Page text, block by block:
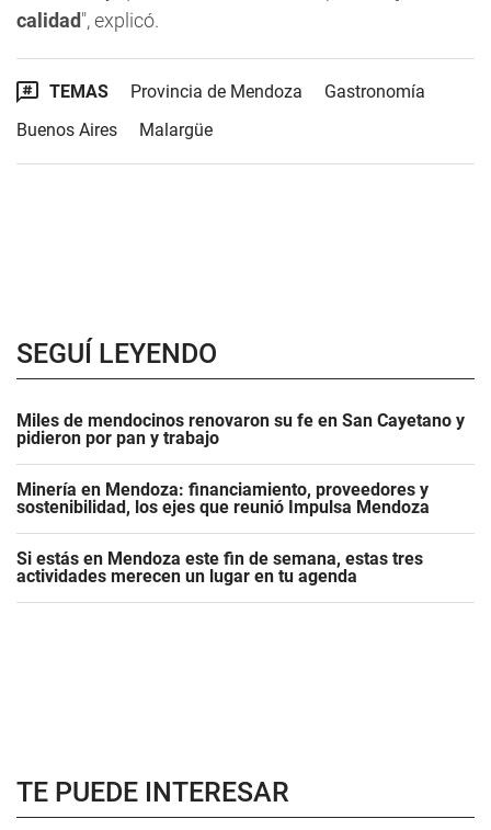
calidad", explicó.
TEMAS Provincia de Mendoza
Gastronomía
Buenos Aires
Malargüe
SEGUÍ LEYENDO
Miles de mendocinos renovaron su fe en San Cayetano y
pidieron por pan y trabajo
Minería en Mendoza: financiamiento, proveedores y
sostenibilidad, los ejes que reunió Impulsa Mendoza
Si estás en Mendoza este fin de semana, estas tres
actividades merecen un lugar en tu agenda
TE PUEDE INTERESAR